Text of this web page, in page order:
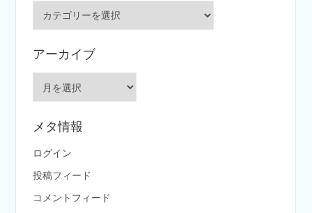
リ
ー
アーカイブ
イ
メタ情報
ログイン
投稿フィード
コメントフィード